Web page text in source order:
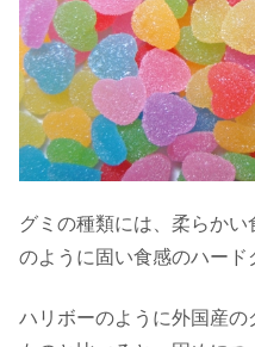
グミの種類には、柔らか
のように固い食感のハード
ハリボーのように外国産